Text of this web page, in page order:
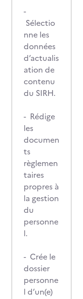
-
Sélectio
nne les
données
d’actualis
ation de
contenu
du SIRH.
- Rédige
les
documen
ts
règlemen
taires
propres à
la gestion
du
personne
l.
- Crée le
dossier
personne
l d’un(e)